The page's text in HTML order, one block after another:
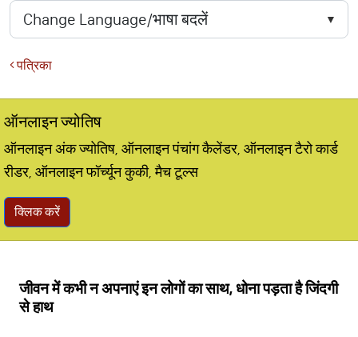
पत्रिका
ऑनलाइन ज्योतिष
ऑनलाइन अंक ज्योतिष, ऑनलाइन पंचांग कैलेंडर, ऑनलाइन टैरो कार्ड
रीडर, ऑनलाइन फॉर्च्यून कुकी, मैच टूल्स
क्लिक करें
जीवन में कभी न अपनाएं इन लोगों का साथ, धोना पड़ता है जिंदगी
से हाथ